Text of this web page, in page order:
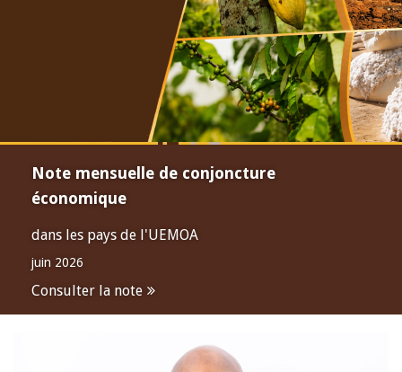
Note mensuelle de conjoncture
économique
dans les pays de l'UEMOA
juin 2026
Consulter la note